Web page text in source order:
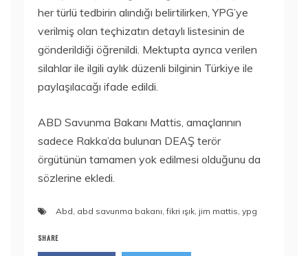
her türlü tedbirin alındığı belirtilirken, YPG’ye
verilmiş olan teçhizatın detaylı listesinin de
gönderildiği öğrenildi. Mektupta ayrıca verilen
silahlar ile ilgili aylık düzenli bilginin Türkiye ile
paylaşılacağı ifade edildi.
ABD Savunma Bakanı Mattis, amaçlarının
sadece Rakka’da bulunan DEAŞ terör
örgütünün tamamen yok edilmesi olduğunu da
sözlerine ekledi.
Abd, abd savunma bakanı,fikri ışık, jim mattis, ypg
SHARE